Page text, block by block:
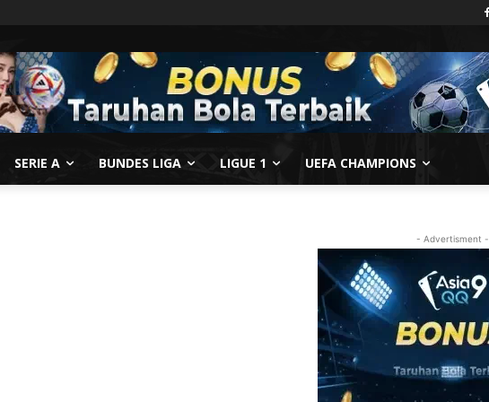
SERIE A BUNDES LIGA LIGUE 1 UEFA CHAMPIONS
- Advertisment -